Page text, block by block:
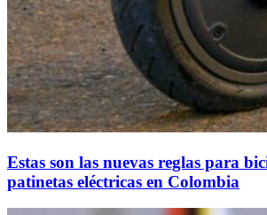
Estas son las nuevas reglas para
patinetas eléctricas en Colombia